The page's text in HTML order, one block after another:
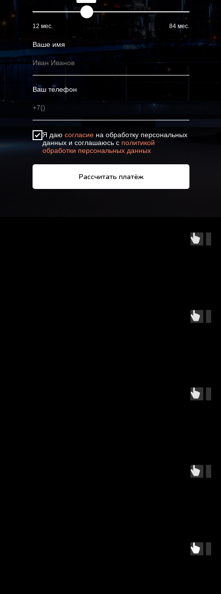
12 мес. 84 мес.
Ваше имя
Ваш телефон
Я даю согласие на обработку персональных
данных и соглашаюсь с политикой
обработки персональных данных
Рассчитать платёж